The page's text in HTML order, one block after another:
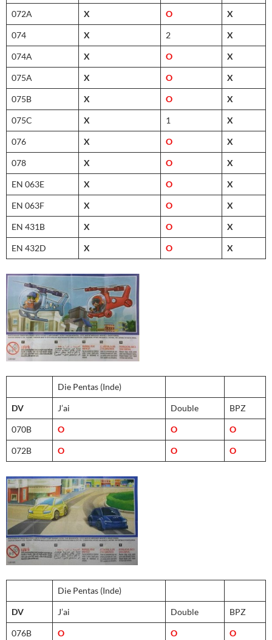
072A X O X
074 X 2 X
074A X O X
075A X O X
075B X O X
075C X 1 X
076 X O X
078 X O X
EN 063E X O X
EN 063F X O X
EN 431B X O X
EN 432D X O X
Die Pentas (Inde)
DV J’ai Double BPZ
070B O O O
072B O O O
Die Pentas (Inde)
DV J’ai Double BPZ
076B O O O